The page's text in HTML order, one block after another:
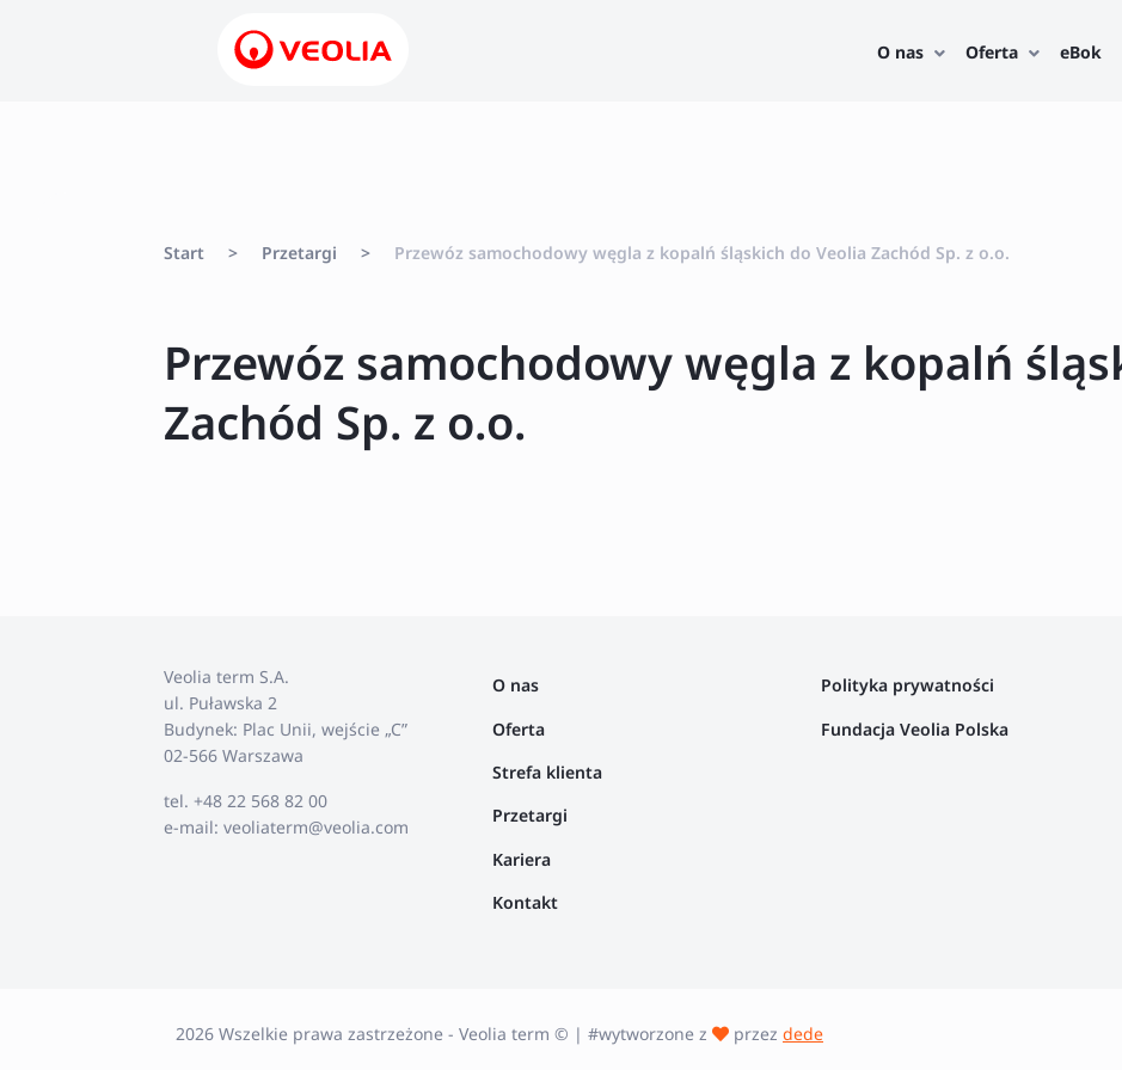
O nas Oferta eBok
Start > Przetargi > Przewóz samochodowy węgla z kopalń śląskich do Veolia Zachód Sp. z o.o.
Przewóz samochodowy węgla z kopalń
Zachód Sp. z o.o.
Veolia term S.A.
ul. Puławska 2
Budynek: Plac Unii, wejście „C”
02-566 Warszawa
tel. +48 22 568 82 00
e-mail: veoliaterm@veolia.com
O nas
Oferta
Strefa klienta
Przetargi
Kariera
Kontakt
Polityka prywatności
Fundacja Veolia Polska
2026 Wszelkie prawa zastrzeżone - Veolia term © | #wytworzone z przez dede